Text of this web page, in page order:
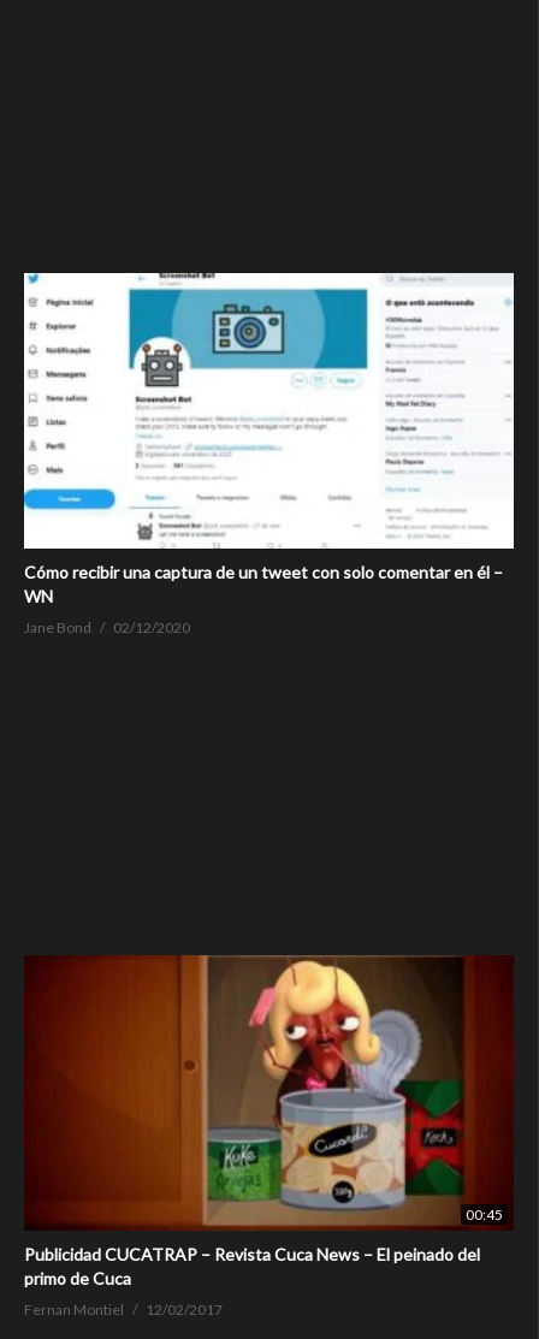
Cómo recibir una captura de un tweet con solo comentar en él –
WN
Jane Bond 02/12/2020
00:45
Publicidad CUCATRAP – Revista Cuca News – El peinado del
primo de Cuca
Fernan Montiel 12/02/2017